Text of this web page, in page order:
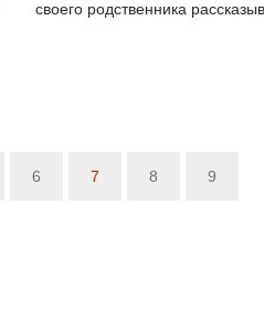
своего родственника
6 7 8 9